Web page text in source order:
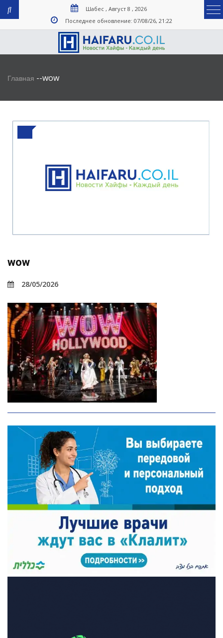
Шабес , Август 8 , 2026
Последнее обновление: 07/08/26, 21:22
Главная --wow
wow
28/05/2026